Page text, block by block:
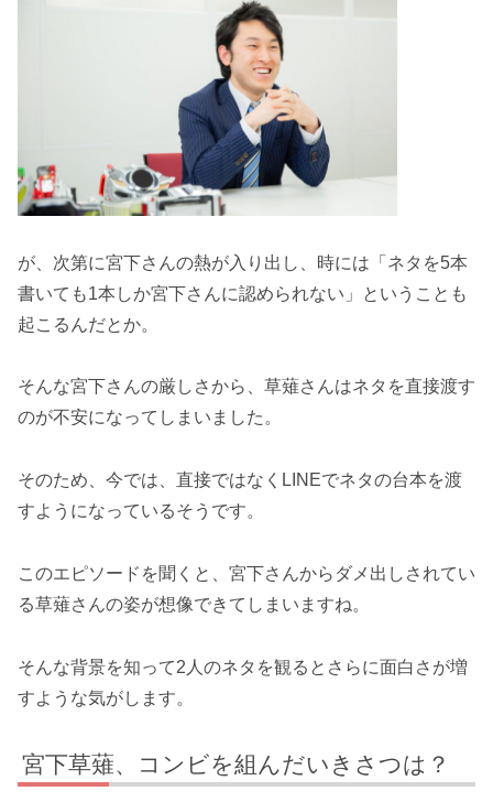
が、次第に宮下さんの熱が入り出し、時には「ネタを5本
書いても1本しか宮下さんに認められない」ということも
起こるんだとか。
そんな宮下さんの厳しさから、草薙さんはネタを直接渡す
のが不安になってしまいました。
そのため、今では、直接ではなくLINEでネタの台本を渡
すようになっているそうです。
このエピソードを聞くと、宮下さんからダメ出しされてい
る草薙さんの姿が想像できてしまいますね。
そんな背景を知って2人のネタを観るとさらに面白さが増
すような気がします。
宮下草薙、コンビを組んだいきさつは？